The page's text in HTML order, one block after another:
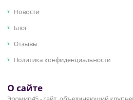
Новости
Блог
Отзывы
Политика конфиденциальности
О сайте